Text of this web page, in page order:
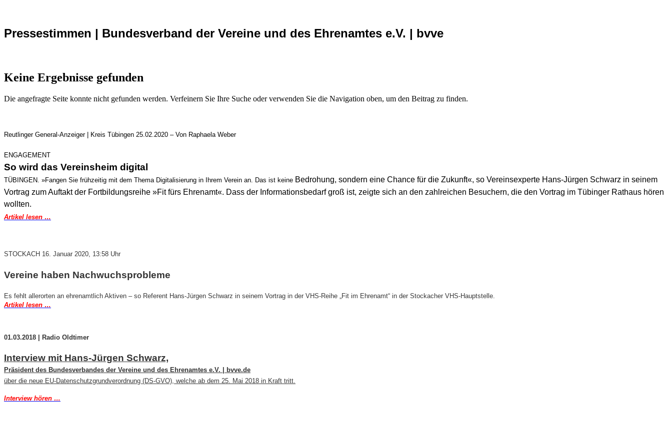
Pressestimmen | Bundesverband der Vereine und des Ehrenamtes e.V. | bvve
Keine Ergebnisse gefunden
Die angefragte Seite konnte nicht gefunden werden. Verfeinern Sie Ihre Suche oder verwenden Sie die Navigation oben, um den Beitrag zu finden.
Reutlinger General-Anzeiger | Kreis Tübingen 25.02.2020 – Von Raphaela Weber
ENGAGEMENT
So wird das Vereinsheim digital
TÜBINGEN. »Fangen Sie frühzeitig mit dem Thema Digitalisierung in Ihrem Verein an. Das ist keine Bedrohung, sondern eine Chance für die Zukunft«, so Vereinsexperte Hans-Jürgen Schwarz in seinem
Vortrag zum Auftakt der Fortbildungsreihe »Fit fürs Ehrenamt«. Dass der Informationsbedarf groß ist, zeigte sich an den zahlreichen Besuchern, die den Vortrag im Tübinger Rathaus hören
wollten.
Artikel lesen …
STOCKACH 16. Januar 2020, 13:58 Uhr
Vereine haben Nachwuchsprobleme
Es fehlt allerorten an ehrenamtlich Aktiven – so Referent Hans-Jürgen Schwarz in seinem Vortrag in der VHS-Reihe „Fit im Ehrenamt“ in der Stockacher VHS-Hauptstelle.
Artikel lesen …
01.03.2018 | Radio Oldtimer
Interview mit Hans-Jürgen Schwarz,
Präsident des Bundesverbandes der Vereine und des Ehrenamtes e.V. | bvve.de
über die neue EU-Datenschutzgrundverordnung (DS-GVO), welche ab dem 25. Mai 2018 in Kraft tritt.
Interview hören …